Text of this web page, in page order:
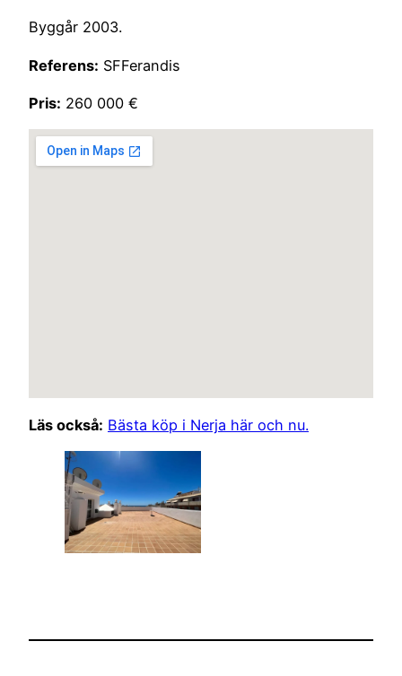
Byggår 2003.
Referens: SFFerandis
Pris: 260 000 €
Läs också: Bästa köp i Nerja här och nu.